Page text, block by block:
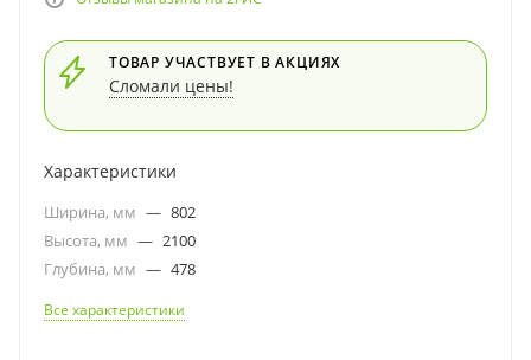
ТОВАР УЧАСТВУЕТ В АКЦИЯХ
Сломали цены!
Характеристики
Ширина, мм — 802
Высота, мм — 2100
Глубина, мм — 478
Все характеристики